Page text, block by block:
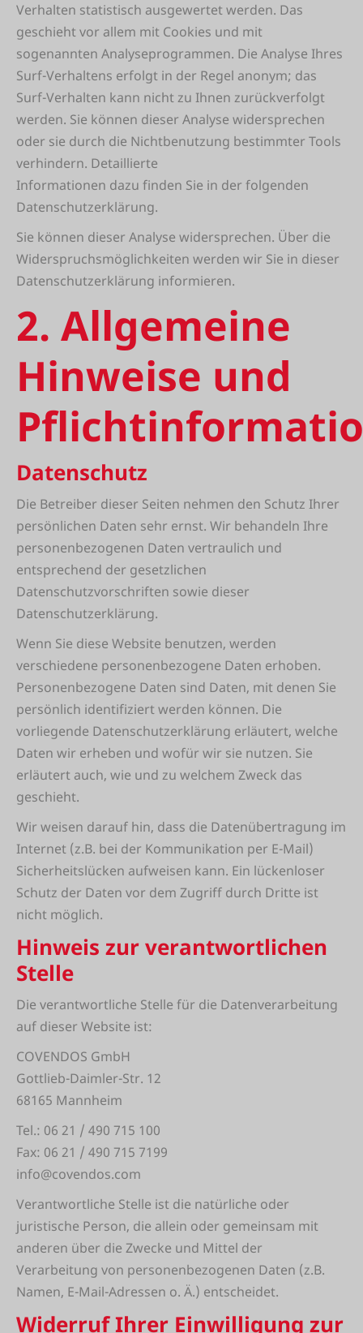
Verhalten statistisch ausgewertet werden. Das
geschieht vor allem mit Cookies und mit
sogenannten Analyseprogrammen. Die Analyse Ihres
Surf-Verhaltens erfolgt in der Regel anonym; das
Surf-Verhalten kann nicht zu Ihnen zurückverfolgt
werden. Sie können dieser Analyse widersprechen
oder sie durch die Nichtbenutzung bestimmter Tools
verhindern. Detaillierte
Informationen dazu finden Sie in der folgenden
Datenschutzerklärung.
Sie können dieser Analyse widersprechen. Über die
Widerspruchsmöglichkeiten werden wir Sie in dieser
Datenschutzerklärung informieren.
2. Allgemeine
Hinweise und
Datenschutz
Die Betreiber dieser Seiten nehmen den Schutz Ihrer
persönlichen Daten sehr ernst. Wir behandeln Ihre
personenbezogenen Daten vertraulich und
entsprechend der gesetzlichen
Datenschutzvorschriften sowie dieser
Datenschutzerklärung.
Wenn Sie diese Website benutzen, werden
verschiedene personenbezogene Daten erhoben.
Personenbezogene Daten sind Daten, mit denen Sie
persönlich identifiziert werden können. Die
vorliegende Datenschutzerklärung erläutert, welche
Daten wir erheben und wofür wir sie nutzen. Sie
erläutert auch, wie und zu welchem Zweck das
geschieht.
Wir weisen darauf hin, dass die Datenübertragung im
Internet (z.B. bei der Kommunikation per E-Mail)
Sicherheitslücken aufweisen kann. Ein lückenloser
Schutz der Daten vor dem Zugriff durch Dritte ist
nicht möglich.
Hinweis zur verantwortlichen
Stelle
Die verantwortliche Stelle für die Datenverarbeitung
auf dieser Website ist:
COVENDOS GmbH
Gottlieb-Daimler-Str. 12
68165 Mannheim
Tel.: 06 21 / 490 715 100
Fax: 06 21 / 490 715 7199
info@covendos.com
Verantwortliche Stelle ist die natürliche oder
juristische Person, die allein oder gemeinsam mit
anderen über die Zwecke und Mittel der
Verarbeitung von personenbezogenen Daten (z.B.
Namen, E-Mail-Adressen o. Ä.) entscheidet.
Widerruf Ihrer Einwilligung zur